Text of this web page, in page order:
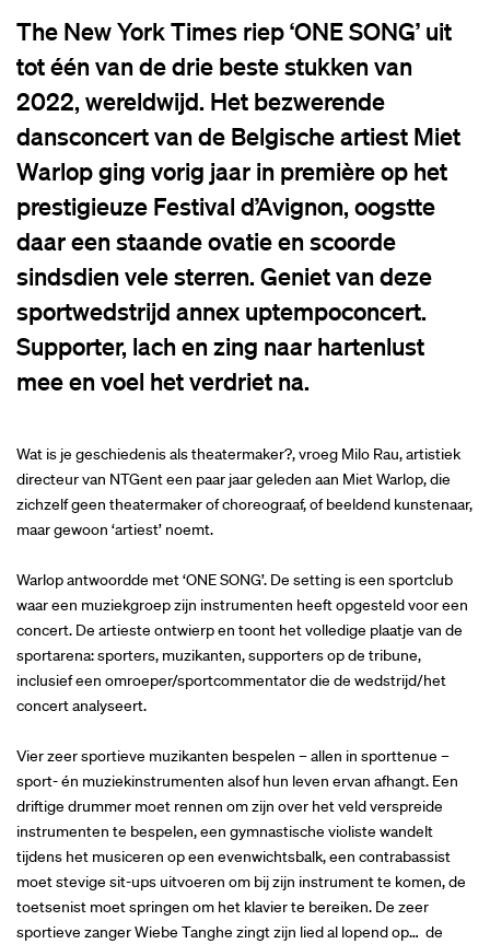
The New York Times riep ‘ONE SONG’ uit
tot één van de drie beste stukken van
2022, wereldwijd. Het bezwerende
dansconcert van de Belgische artiest Miet
Warlop ging vorig jaar in première op het
prestigieuze Festival d’Avignon, oogstte
daar een staande ovatie en scoorde
sindsdien vele sterren. Geniet van deze
sportwedstrijd annex uptempoconcert.
Supporter, lach en zing naar hartenlust
mee en voel het verdriet na.
Wat is je geschiedenis als theatermaker?, vroeg Milo Rau, artistiek
directeur van NTGent een paar jaar geleden aan Miet Warlop, die
zichzelf geen theatermaker of choreograaf, of beeldend kunstenaar,
maar gewoon ‘artiest’ noemt.
Warlop antwoordde met ‘ONE SONG’. De setting is een sportclub
waar een muziekgroep zijn instrumenten heeft opgesteld voor een
concert. De artieste ontwierp en toont het volledige plaatje van de
sportarena: sporters, muzikanten, supporters op de tribune,
inclusief een omroeper/sportcommentator die de wedstrijd/het
concert analyseert.
Vier zeer sportieve muzikanten bespelen – allen in sporttenue –
sport- én muziekinstrumenten alsof hun leven ervan afhangt. Een
driftige drummer moet rennen om zijn over het veld verspreide
instrumenten te bespelen, een gymnastische violiste wandelt
tijdens het musiceren op een evenwichtsbalk, een contrabassist
moet stevige sit-ups uitvoeren om bij zijn instrument te komen, de
toetsenist moet springen om het klavier te bereiken. De zeer
sportieve zanger Wiebe Tanghe zingt zijn lied al lopend op… de